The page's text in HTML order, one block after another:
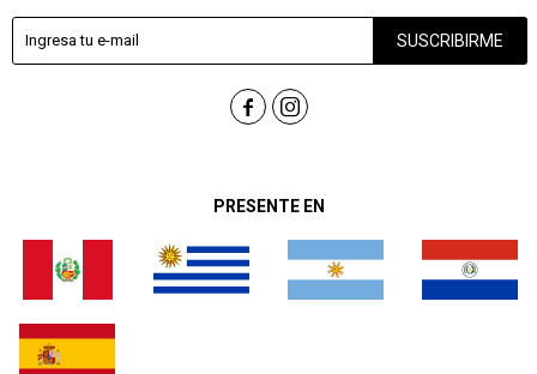
PRESENTE EN
SUSCRIBIRME
 